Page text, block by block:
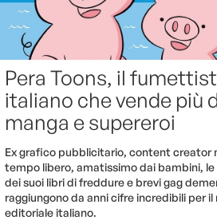
Pera Toons, il
italiano che vende più
manga e supereroi
Ex grafico pubblicitario, content creator
tempo libero, amatissimo dai bambini,
dei suoi libri di freddure e brevi gag
raggiungono da anni cifre incredibili per
editoriale italiano.